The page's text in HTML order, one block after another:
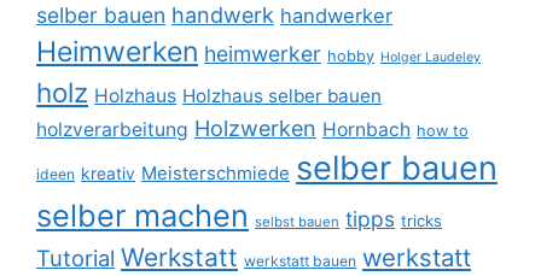
selber bauen handwerk handwerker
Heimwerken heimwerker hobby Holger Laudeley
holz Holzhaus Holzhaus selber bauen
holzverarbeitung Holzwerken Hornbach how to
ideen kreativ Meisterschmiede selber bauen
selber machen selbst bauen tipps tricks
Tutorial Werkstatt werkstatt bauen werkstatt